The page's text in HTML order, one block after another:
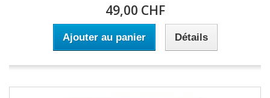
49,00 CHF
Ajouter au panier Détails